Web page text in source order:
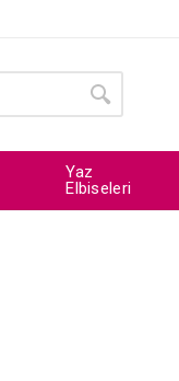
Yaz
Elbiseleri